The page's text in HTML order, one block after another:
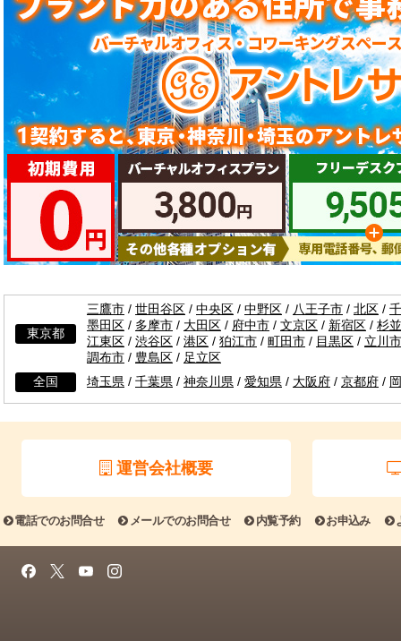
東京都
三鷹市 / 世田谷区 / 中央区 / 中野区 / 八王子市 / 北区 /
墨田区 / 多摩市 / 大田区 / 府中市 / 文京区 / 新宿区 / 杉
江東区 / 渋谷区 / 港区 / 狛江市 / 町田市 / 目黒区 / 立川市
調布市 / 豊島区 / 足立区
全国
埼玉県 / 千葉県 / 神奈川県 / 愛知県 / 大阪府 / 京都府 /
運営会社概要
電話でのお問合せ メールでのお問合せ 内覧予約 お申込み